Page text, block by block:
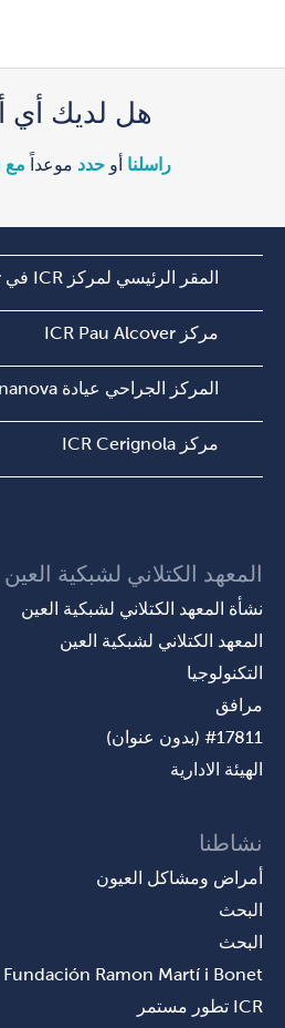
هل لديك أي
راسلنا أوحدد موعداً مع
المقر الرئيسي لمركز ICR في Ganduxer
مركز ICR Pau Alcover
المركز الجراحي عيادة Bonanova
مركز ICR Cerignola
المعهد الكتلاني لشبكية العين
نشأة المعهد الكتلاني لشبكية العين
المعهد الكتلاني لشبكية العين
التكنولوجيا
مرافق
#17811 (بدون عنوان)
الهيئة الادارية
نشاطنا
أمراض ومشاكل العيون
البحث
البحث
Fundación Ramon Martí i Bonet
ICR تطور مستمر